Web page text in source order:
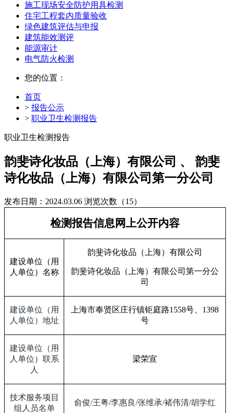
施工现场安全防护用具检测
住宅工程套内质量验收
绿色建筑评估与申报
建筑能效测评
能源审计
电气防火检测
您的位置：
首页
> 报告公示
> 职业卫生检测报告
职业卫生检测报告
韵斐诗化妆品（上海）有限公司 、 韵斐
诗化妆品（上海）有限公司第一分公司
发布日期：2024.03.06 浏览次数（15）
检测报告信息网上公开内容
建设单位（用
人单位）名称
韵斐诗化妆品（上海）有限公司
韵斐诗化妆品（上海）有限公司第一分公
司
建设单位（用
人单位）地址
上海市奉贤区庄行镇钜庭路1558号、 1398
号
建设单位（用
人单位）联系
人
梁荣宣
技术服务项目
组人员名单
俞俊/王粤/李惠良/张维承/褚伟清/胡学红